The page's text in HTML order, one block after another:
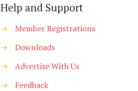
Help and Support
→
Member Registrations
→
Downloads
→
Advertise With Us
→
Feedback